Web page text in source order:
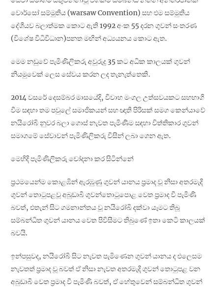
වොර්සෝ සම්මුතිය (warsaw Convention) සහ එම සම්මුතිය
දේශීයව බලාත්මක කොට ඇති 1992 අංක 55 දරන ගුවන් සංතරණ
(විශේෂ විධිවිධාන)පනත මඟින් අධ්‍යයනය කොට ඇත.
මෙම නඩුවේ පැමිණිලිකරු අවුරුදු 35 කට අධික කාලයක් ගුවන්
නියමුවෙක් ලෙස සේවය කරන ලද තැනැත්තෙකි.
2014 වසරේ දෙසම්බර මාසයේදි, විවාහ මංගල උත්සවයකට සහභාගි
වීම සඳහා තම පවුලේ සමාජිකයන් සහ ඥාති පිරිසක් සමග කෙන්යාවේ
නයිරෝබි නුවර බලා ගොස් නැවත පැමිණීම සඳහා විත්තිකාර ගුවන්
සමාගමේ සේවාවන් පැමිණිලිකරු විසින් ලබා ගෙන ඇත.
මෙහිදි පැමිණිලිකරු චෝදනා කර සිටින්නේ
ප්‍රථමයෙන්ම කොළඹින් ඇරඹුණු ගුවන්‍ යානය ප්‍රමාද වූ නිසා අතරමැදි
ගුවන් තොටුපළවූ අබුඩාබි ගුවන්තොටුපොළ වෙත ප්‍රමාද වී පැමිණි
බවත්, එතැන් සිට ගමනාන්තය වූ නයිරෝබි දක්වා යෑමට තිබූ
සම්බන්ධිත ගුවන් යානය වෙත පිවිසීමට තිබුණේ ඉතා කෙටි කාලයක්
බවයි.
ඉන්පසුවද, නයිරෝබි සිට නැවත පැමිණෙන ගුවන් යානය ද එලෙසම
නැවතත් ප්‍රමාද වූ බවත් ඒ නිසා නැවත අතරමැදි ගුවන් තොටුපළ වන
අබුඩාබි වෙත ප්‍රමාද වී පැමිණි බවත්, ඒ හේතුවෙන් සම්බන්ධිත ගුවන්